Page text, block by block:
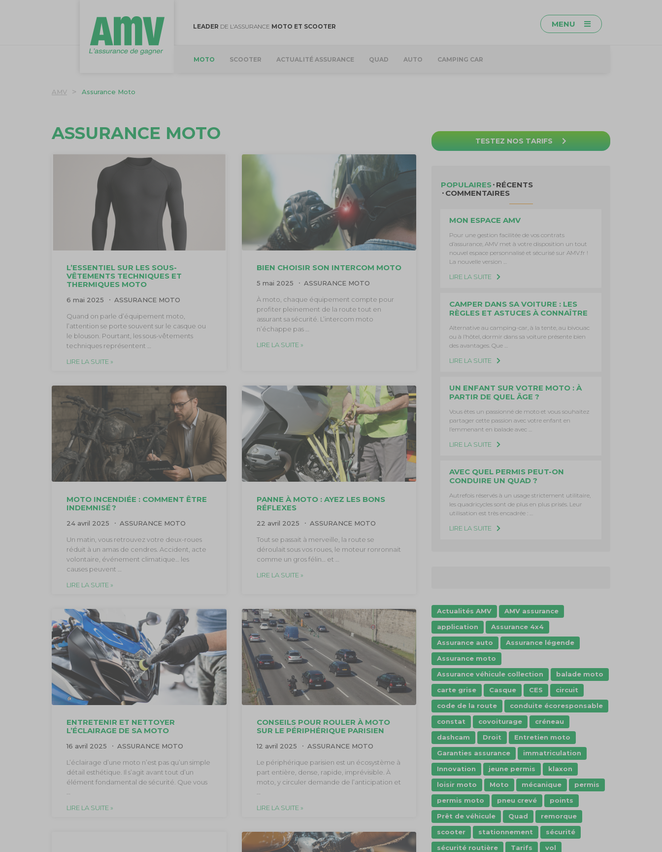
LEADER DE L’ASSURANCE MOTO ET SCOOTER MENU
MOTO SCOOTER ACTUALITÉ ASSURANCE QUAD AUTO CAMPING CAR
AMV > Assurance Moto
ASSURANCE MOTO
L’ESSENTIEL SUR LES SOUS-
VÊTEMENTS TECHNIQUES ET
THERMIQUES MOTO
6 mai 2025 ASSURANCE MOTO
Quand on parle d’équipement moto,
l’attention se porte souvent sur le casque ou
le blouson. Pourtant, les sous-vêtements
techniques représentent …
LIRE LA SUITE »
BIEN CHOISIR SON INTERCOM MOTO
5 mai 2025 ASSURANCE MOTO
À moto, chaque équipement compte pour
profiter pleinement de la route tout en
assurant sa sécurité. L’intercom moto
n’échappe pas …
LIRE LA SUITE »
MOTO INCENDIÉE : COMMENT ÊTRE
INDEMNISÉ ?
24 avril 2025 ASSURANCE MOTO
Un matin, vous retrouvez votre deux-roues
réduit à un amas de cendres. Accident, acte
volontaire, événement climatique… les
causes peuvent …
LIRE LA SUITE »
PANNE À MOTO : AYEZ LES BONS
RÉFLEXES
22 avril 2025 ASSURANCE MOTO
Tout se passait à merveille, la route se
déroulait sous vos roues, le moteur ronronnait
comme un gros félin… et …
LIRE LA SUITE »
ENTRETENIR ET NETTOYER
L’ÉCLAIRAGE DE SA MOTO
16 avril 2025 ASSURANCE MOTO
L’éclairage d’une moto n’est pas qu’un simple
détail esthétique. Il s’agit avant tout d’un
élément fondamental de sécurité. Que vous
…
LIRE LA SUITE »
CONSEILS POUR ROULER À MOTO
SUR LE PÉRIPHÉRIQUE PARISIEN
12 avril 2025 ASSURANCE MOTO
Le périphérique parisien est un écosystème à
part entière, dense, rapide, imprévisible. À
moto, y circuler demande de l’anticipation et
…
LIRE LA SUITE »
TESTEZ NOS TARIFS
POPULAIRES RÉCENTS
COMMENTAIRES
MON ESPACE AMV
Pour une gestion facilitée de vos contrats
d’assurance, AMV met à votre disposition un tout
nouvel espace personnalisé et sécurisé sur AMV.fr !
La nouvelle version …
LIRE LA SUITE
CAMPER DANS SA VOITURE : LES
RÈGLES ET ASTUCES À CONNAÎTRE
Alternative au camping-car, à la tente, au bivouac
ou à l’hôtel, dormir dans sa voiture présente bien
des avantages. Que …
LIRE LA SUITE
UN ENFANT SUR VOTRE MOTO : À
PARTIR DE QUEL ÂGE ?
Vous êtes un passionné de moto et vous souhaitez
partager cette passion avec votre enfant en
l’emmenant en balade avec …
LIRE LA SUITE
AVEC QUEL PERMIS PEUT-ON
CONDUIRE UN QUAD ?
Autrefois réservés à un usage strictement utilitaire,
les quadricycles sont de plus en plus prisés. Leur
utilisation est très encadrée : …
LIRE LA SUITE
Actualités AMV
AMV assurance
application
Assurance 4x4
Assurance auto
Assurance légende
Assurance moto
Assurance véhicule collection
balade moto
carte grise
Casque CES
circuit
code de la route
conduite écoresponsable
constat
covoiturage
créneau
dashcam
Droit
Entretien moto
Garanties assurance
immatriculation
Innovation
jeune permis
klaxon
loisir moto
Moto mécanique
permis
permis moto
pneu crevé
points
Prêt de véhicule
Quad
remorque
scooter
stationnement
sécurité
sécurité routière
Tarifs
vol